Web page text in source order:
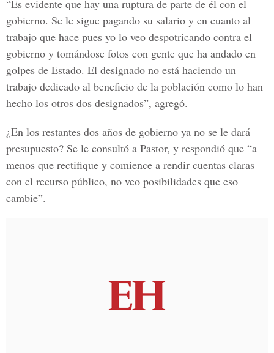
“Es evidente que hay una ruptura de parte de él con el
gobierno. Se le sigue pagando su salario y en cuanto al
trabajo que hace pues yo lo veo despotricando contra el
gobierno y tomándose fotos con gente que ha andado en
golpes de Estado. El designado no está haciendo un
trabajo dedicado al beneficio de la población como lo han
hecho los otros dos designados”, agregó.
¿En los restantes dos años de gobierno ya no se le dará
presupuesto? Se le consultó a Pastor, y respondió que “a
menos que rectifique y comience a rendir cuentas claras
con el recurso público, no veo posibilidades que eso
cambie”.